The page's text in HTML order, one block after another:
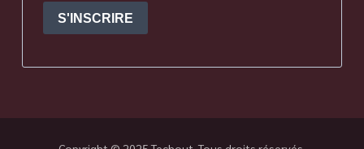
S'INSCRIRE